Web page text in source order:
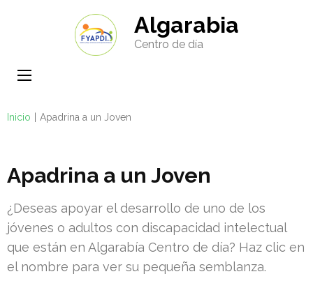
(presione
Algarabia
Centro de día
Inicio Apadrina a un Joven
Apadrina a un Joven
¿Deseas apoyar el desarrollo de uno de los
jóvenes o adultos con discapacidad intelectual
que están en Algarabía Centro de día? Haz clic en
el nombre para ver su pequeña semblanza.